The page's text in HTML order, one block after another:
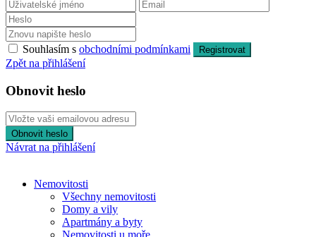
Souhlasím s obchodními podmínkami Registrovat
Zpět na přihlášení
Obnovit heslo
Obnovit heslo
Návrat na přihlášení
Nemovitosti
Všechny nemovitosti
Domy a vily
Apartmány a byty